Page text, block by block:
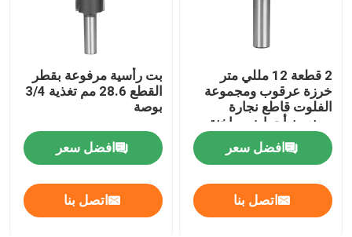
مجموعة بت راوتر TCT
بت راوتر HSS
أدوات إدراج كربيد
بت نحت باستخدام الحاسب الآلي
2 قطعة 12 مللي متر
خرزة عرقوب ومجموعة
الفلوت قاطع نجارة
يصنعون أحواض ساخنة
افضل سعر
اتصل بنا
بت رأسية مرفوعة بقطر
القطع 28.6 مم تغذية 3/4
بوصة
افضل سعر
اتصل بنا